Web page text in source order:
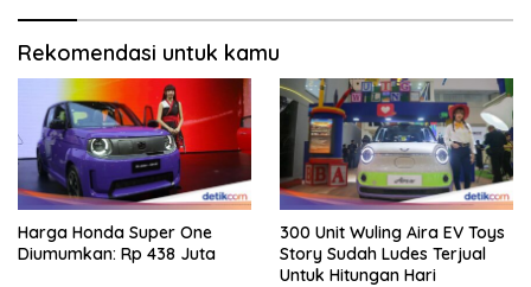
Rekomendasi untuk kamu
Harga Honda Super One
Diumumkan: Rp 438 Juta
300 Unit Wuling Aira EV Toys
Story Sudah Ludes Terjual
Untuk Hitungan Hari